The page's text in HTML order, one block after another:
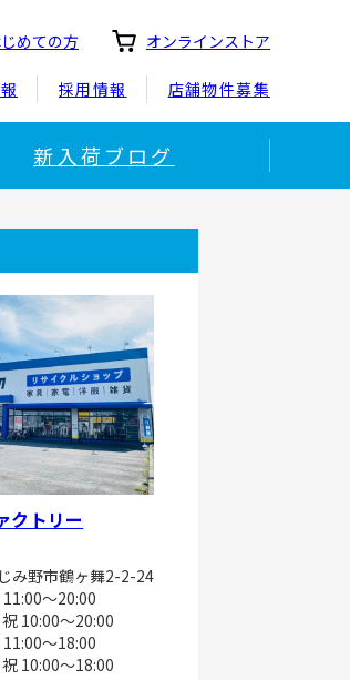
めての方 オンラインストア
採用情報 店舗物件募集
新入荷ブログ
クトリー
み野市鶴ヶ舞2-2-24
～20:00
10:00～20:00
～18:00
10:00～18:00